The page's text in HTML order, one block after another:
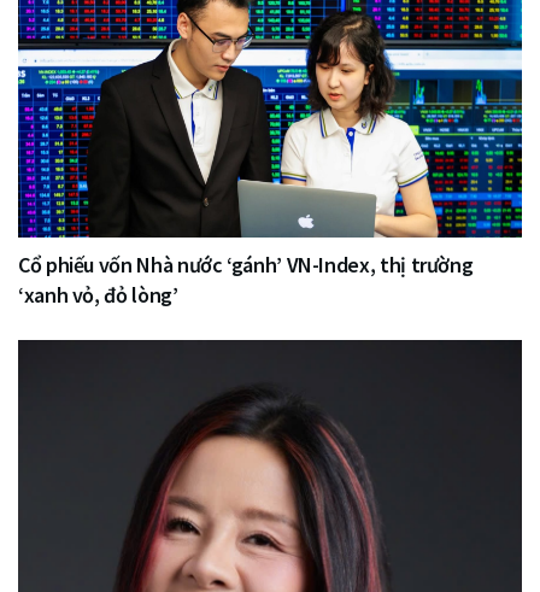
Cổ phiếu vốn Nhà nước ‘gánh’ VN-Index, thị trường
‘xanh vỏ, đỏ lòng’